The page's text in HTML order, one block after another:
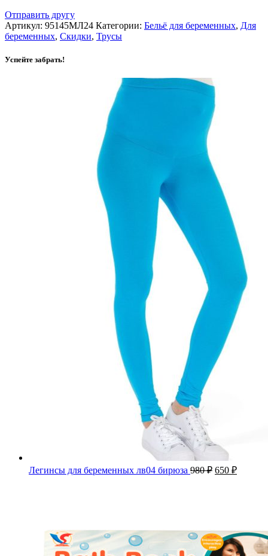
Отправить другу
Артикул: 95145МЛ24 Категории: Бельё для беременных, Для
беременных, Скидки, Трусы
Успейте забрать!
Легинсы для беременных лв04 бирюза 980₽ 650 ₽